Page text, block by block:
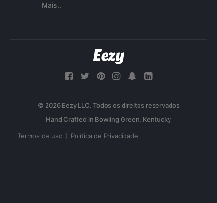
Mais...
© 2026 Eezy LLC. Todos os direitos reservados
Termos de uso Política de Privacidade